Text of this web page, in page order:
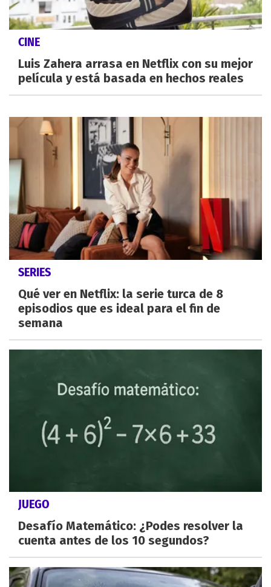
CINE
Luis Zahera arrasa en Netflix con su mejor
película y está basada en hechos reales
SERIES
Qué ver en Netflix: la serie turca de 8
episodios que es ideal para el fin de
semana
JUEGO
Desafío Matemático: ¿Podes resolver la
cuenta antes de los 10 segundos?